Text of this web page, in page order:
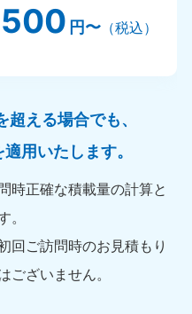
円〜（税込）
超える場合でも、
用いたします。
時正確な積載量の計算と
。
回ご訪問時のお見積もり
ございません。